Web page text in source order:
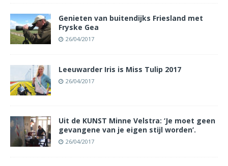
Genieten van buitendijks Friesland met
Fryske Gea
26/04/2017
Leeuwarder Iris is Miss Tulip 2017
26/04/2017
Uit de KUNST Minne Velstra: ‘Je moet geen
gevangene van je eigen stijl worden’.
26/04/2017